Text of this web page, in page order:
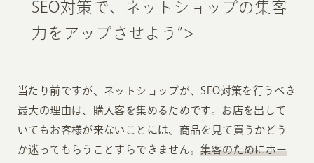
SEO対策で、ネットショップの集客
力をアップさせよう”>
当たり前ですが、ネットショップが、SEO対策を行うべき
最大の理由は、購入客を集めるためです。お店を出して
いてもお客様が来ないことには、商品を見て買うかどう
か迷ってもらうことすらできません。集客のためにホー